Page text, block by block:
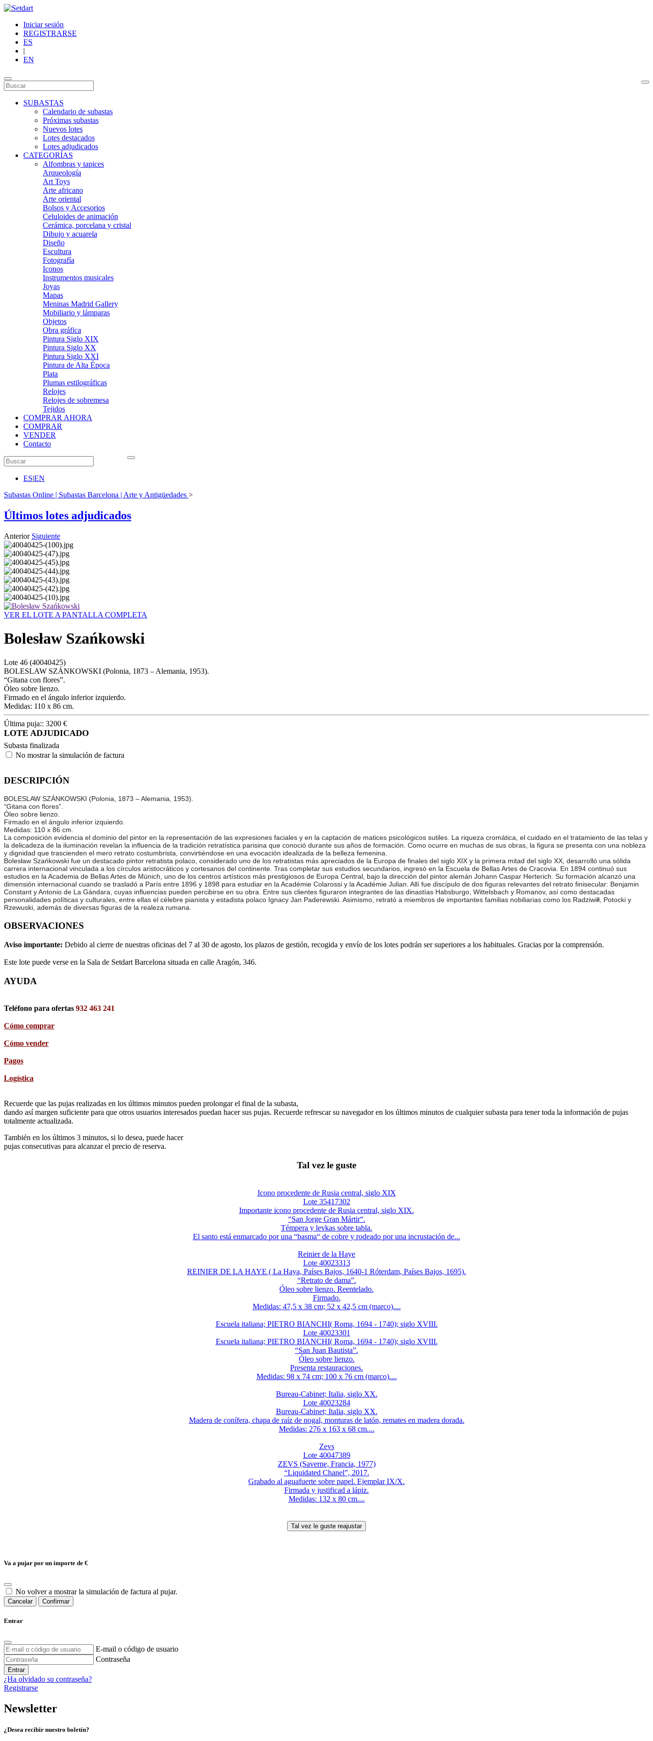
Iniciar sesión
REGISTRARSE
ES
|
EN
SUBASTAS
Calendario de subastas
Próximas subastas
Nuevos lotes
Lotes destacados
Lotes adjudicados
CATEGORÍAS
Alfombras y tapices
Arqueología
Art Toys
Arte africano
Arte oriental
Bolsos y Accesorios
Celuloides de animación
Cerámica, porcelana y cristal
Dibujo y acuarela
Diseño
Escultura
Fotografía
Iconos
Instrumentos musicales
Joyas
Mapas
Meninas Madrid Gallery
Mobiliario y lámparas
Objetos
Obra gráfica
Pintura Siglo XIX
Pintura Siglo XX
Pintura Siglo XXI
Pintura de Alta Época
Plata
Plumas estilográficas
Relojes
Relojes de sobremesa
Tejidos
COMPRAR AHORA
COMPRAR
VENDER
Contacto
ES|EN
Subastas Online | Subastas Barcelona | Arte y Antigüedades >
Últimos lotes adjudicados
Anterior Siguiente
VER EL LOTE A PANTALLA COMPLETA
Bolesław Szańkowski
Lote 46 (40040425)
BOLESLAW SZÁNKOWSKI (Polonia, 1873 – Alemania, 1953).
“Gitana con flores”.
Óleo sobre lienzo.
Firmado en el ángulo inferior izquierdo.
Medidas: 110 x 86 cm.
Última puja:: 3200 €
LOTE ADJUDICADO
Subasta finalizada
No mostrar la simulación de factura
DESCRIPCIÓN
BOLESLAW SZÁNKOWSKI (Polonia, 1873 – Alemania, 1953).
“Gitana con flores”.
Óleo sobre lienzo.
Firmado en el ángulo inferior izquierdo.
Medidas: 110 x 86 cm.
La composición evidencia el dominio del pintor en la representación de las expresiones faciales y en la captación de matices psicológicos sutiles. La riqueza cromática, el cuidado en el tratamiento de las telas y
la delicadeza de la iluminación revelan la influencia de la tradición retratística parisina que conoció durante sus años de formación. Como ocurre en muchas de sus obras, la figura se presenta con una nobleza
y dignidad que trascienden el mero retrato costumbrista, convirtiéndose en una evocación idealizada de la belleza femenina.
Bolesław Szańkowski fue un destacado pintor retratista polaco, considerado uno de los retratistas más apreciados de la Europa de finales del siglo XIX y la primera mitad del siglo XX, desarrolló una sólida
carrera internacional vinculada a los círculos aristocráticos y cortesanos del continente. Tras completar sus estudios secundarios, ingresó en la Escuela de Bellas Artes de Cracovia. En 1894 continuó sus
estudios en la Academia de Bellas Artes de Múnich, uno de los centros artísticos más prestigiosos de Europa Central, bajo la dirección del pintor alemán Johann Caspar Herterich. Su formación alcanzó una
dimensión internacional cuando se trasladó a París entre 1896 y 1898 para estudiar en la Académie Colarossi y la Académie Julian. Allí fue discípulo de dos figuras relevantes del retrato finisecular: Benjamin
Constant y Antonio de La Gándara, cuyas influencias pueden percibirse en su obra. Entre sus clientes figuraron integrantes de las dinastías Habsburgo, Wittelsbach y Romanov, así como destacadas
personalidades políticas y culturales, entre ellas el célebre pianista y estadista polaco Ignacy Jan Paderewski. Asimismo, retrató a miembros de importantes familias nobiliarias como los Radziwiłł, Potocki y
Rzewuski, además de diversas figuras de la realeza rumana.
OBSERVACIONES
Aviso importante: Debido al cierre de nuestras oficinas del 7 al 30 de agosto, los plazos de gestión, recogida y envío de los lotes podrán ser superiores a los habituales. Gracias por la comprensión.
Este lote puede verse en la Sala de Setdart Barcelona situada en calle Aragón, 346.
AYUDA
Teléfono para ofertas 932 463 241
Cómo comprar
Cómo vender
Pagos
Logística
Recuerde que las pujas realizadas en los últimos minutos pueden prolongar el final de la subasta,
dando así margen suficiente para que otros usuarios interesados puedan hacer sus pujas. Recuerde refrescar su navegador en los últimos minutos de cualquier subasta para tener toda la información de pujas
totalmente actualizada.
También en los últimos 3 minutos, si lo desea, puede hacer
pujas consecutivas para alcanzar el precio de reserva.
Tal vez le guste
Icono procedente de Rusia central, siglo XIX
Lote 35417302
Importante icono procedente de Rusia central, siglo XIX.
“San Jorge Gran Mártir“.
Témpera y levkas sobre tabla.
El santo está enmarcado por una “basma“ de cobre y rodeado por una incrustación de...
Reinier de la Haye
Lote 40023313
REINIER DE LA HAYE ( La Haya, Países Bajos, 1640-1 Róterdam, Países Bajos, 1695).
“Retrato de dama”.
Óleo sobre lienzo. Reentelado.
Firmado.
Medidas: 47,5 x 38 cm; 52 x 42,5 cm (marco)....
Escuela italiana; PIETRO BIANCHI( Roma, 1694 - 1740); siglo XVIII.
Lote 40023301
Escuela italiana; PIETRO BIANCHI( Roma, 1694 - 1740); siglo XVIII.
“San Juan Bautista”.
Óleo sobre lienzo.
Presenta restauraciones.
Medidas: 98 x 74 cm; 100 x 76 cm (marco)....
Bureau-Cabinet; Italia, siglo XX.
Lote 40023284
Bureau-Cabinet; Italia, siglo XX.
Madera de conífera, chapa de raíz de nogal, monturas de latón, remates en madera dorada.
Medidas: 276 x 163 x 68 cm....
Zevs
Lote 40047389
ZEVS (Saverne, Francia, 1977)
“Liquidated Chanel”, 2017.
Grabado al aguafuerte sobre papel. Ejemplar IX/X.
Firmada y justificad a lápiz.
Medidas: 132 x 80 cm....
Va a pujar por un importe de €
No volver a mostrar la simulación de factura al pujar.
Cancelar Confirmar
Entrar
E-mail o código de usuario
Contraseña
Entrar
¿Ha olvidado su contraseña?
Registrarse
Newsletter
¿Desea recibir nuestro boletín?